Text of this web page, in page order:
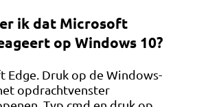
ik dat Microsoft
op Windows 10?
Edge. Druk op de Windows-
opdrachtvenster